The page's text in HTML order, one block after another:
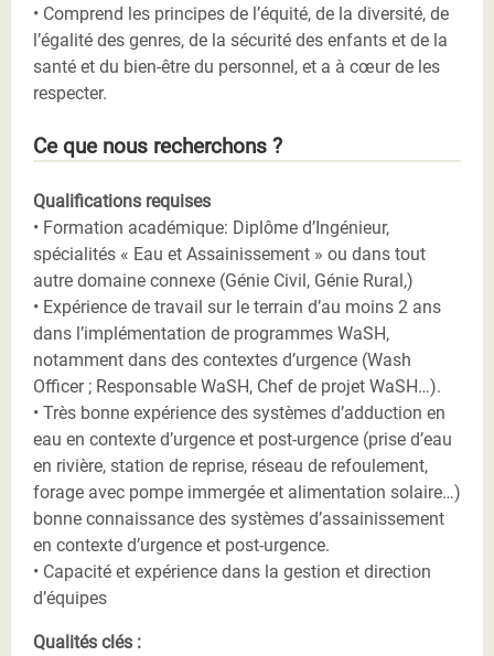
• Comprend les principes de l’équité, de la diversité, de
l’égalité des genres, de la sécurité des enfants et de la
santé et du bien-être du personnel, et a à cœur de les
respecter.
Ce que nous recherchons ?
Qualifications requises
• Formation académique: Diplôme d’Ingénieur,
spécialités « Eau et Assainissement » ou dans tout
autre domaine connexe (Génie Civil, Génie Rural,)
• Expérience de travail sur le terrain d’au moins 2 ans
dans l’implémentation de programmes WaSH,
notamment dans des contextes d’urgence (Wash
Officer ; Responsable WaSH, Chef de projet WaSH…).
• Très bonne expérience des systèmes d’adduction en
eau en contexte d’urgence et post-urgence (prise d’eau
en rivière, station de reprise, réseau de refoulement,
forage avec pompe immergée et alimentation solaire…)
bonne connaissance des systèmes d’assainissement
en contexte d’urgence et post-urgence.
• Capacité et expérience dans la gestion et direction
d’équipes
Qualités clés :